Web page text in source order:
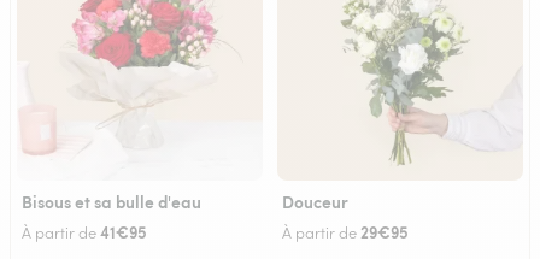
Bisous et sa bulle d'eau
À partir de41€95
Douceur
À partir de29€95